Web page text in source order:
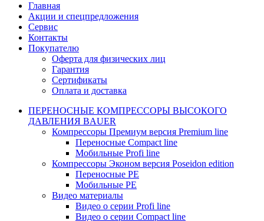
Главная
Акции и спецпредложения
Сервис
Контакты
Покупателю
Оферта для физических лиц
Гарантия
Сертификаты
Оплата и доставка
ПЕРЕНОСНЫЕ КОМПРЕССОРЫ ВЫСОКОГО
ДАВЛЕНИЯ BAUER
Компрессоры Премиум версия Premium line
Переносные Compact line
Мобильные Profi line
Компрессоры Эконом версия Poseidon edition
Переносные PE
Мобильные PE
Видео материалы
Видео о серии Profi line
Видео о серии Compact line